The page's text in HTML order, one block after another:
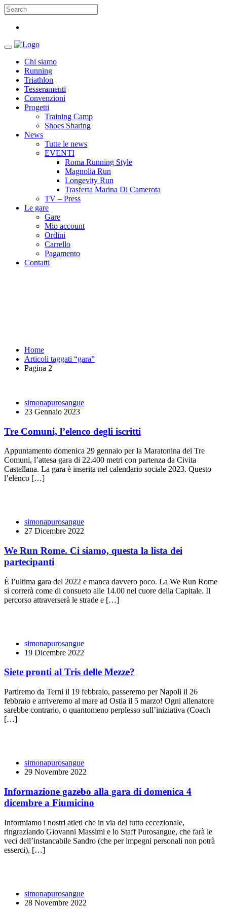
Chi siamo
Running
Triathlon
Tesseramenti
Convenzioni
Progetti
Training Camp
Shoes Sharing
News
Tutte le news
EVENTI
Roma Running Style
Magnolia Run
Longevity Run
Trasferta Marina Di Camerota
TV – Press
Le gare
Gare
Mio account
Ordini
Carrello
Pagamento
Contatti
Home
Articoli taggati “gara”
Pagina 2
simonapurosangue
23 Gennaio 2023
Tre Comuni, l’elenco degli iscritti
Appuntamento domenica 29 gennaio per la Maratonina dei Tre
Comuni, l’attesa gara di 22.400 metri con partenza da Civita
Castellana. La gara è inserita nel calendario sociale 2023. Questo
l’elenco […]
simonapurosangue
27 Dicembre 2022
We Run Rome. Ci siamo, questa la lista dei
partecipanti
È l’ultima gara del 2022 e manca davvero poco. La We Run Rome
si correrà come di consueto alle 14.00 nel cuore della Capitale. Il
percorso attraverserà le strade e […]
simonapurosangue
19 Dicembre 2022
Siete pronti al Tris delle Mezze?
Partiremo da Terni il 19 febbraio, passeremo per Napoli il 26
febbraio e arriveremo al mare ad Ostia il 5 marzo! Ogni allenatore
sarebbe contrario, o quantomeno perplesso sull’iniziativa (Coach
[…]
simonapurosangue
29 Novembre 2022
Informazione gazebo alla gara di domenica 4
dicembre a Fiumicino
Informiamo i nostri atleti che in via del tutto eccezionale,
ringraziando Giovanni Massimi e lo Staff Purosangue, che farà le
veci dell’instancabile Sandro (che per impegni personali non potrà
esserci), […]
simonapurosangue
28 Novembre 2022